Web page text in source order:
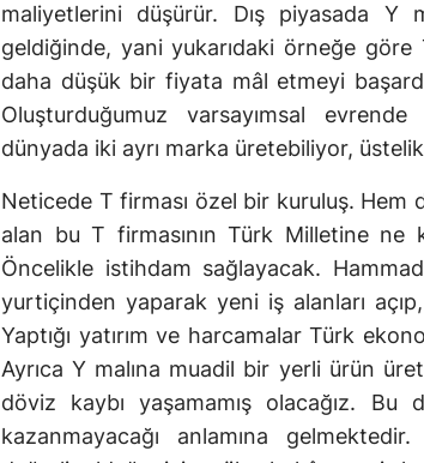
maliyetlerini düşürür. Dış piyasada Y
geldiğinde, yani yukarıdaki örneğe
daha düşük bir fiyata mâl etmeyi
Oluşturduğumuz varsayımsal
dünyada iki ayrı marka üretebiliyor,
Neticede T firması özel bir kuruluş.
alan bu T firmasının Türk Milletine ne
Öncelikle istihdam sağlayacak.
yurtiçinden yaparak yeni iş alanları
Yaptığı yatırım ve harcamalar Türk
Ayrıca Y malına muadil bir yerli ürün
döviz kaybı yaşamamış olacağız. Bu
kazanmayacağı anlamına